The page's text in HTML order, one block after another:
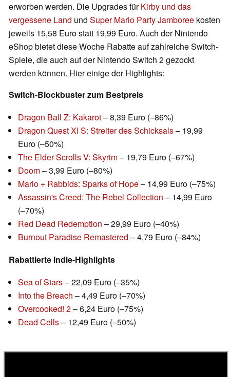
erworben werden. Die Upgrades fürKirby und das
vergessene Land und Super Mario Party Jamboree kosten
jeweils 15,58 Euro statt 19,99 Euro. Auch der Nintendo
eShop bietet diese Woche Rabatte auf zahlreiche Switch-
Spiele, die auch auf der Nintendo Switch 2 gezockt
werden können. Hier einige der Highlights:
Switch-Blockbuster zum Bestpreis
Dragon Ball Z: Kakarot– 8,39 Euro (–86%)
Dragon Quest XI S: Streiter des Schicksals– 19,99
Euro (–50%)
The Elder Scrolls V: Skyrim– 19,79 Euro (–67%)
Doom– 3,99 Euro (–80%)
Mario + Rabbids: Sparks of Hope– 14,99 Euro (–75%)
Assassin's Creed: The Rebel Collection – 14,99 Euro
(–70%)
Red Dead Redemption – 29,99 Euro (–40%)
Burnout Paradise Remastered – 4,79 Euro (–84%)
Rabattierte Indie-Highlights
Sea of Stars– 22,09 Euro (–35%)
Into the Breach – 4,49 Euro (–70%)
Overcooked! 2– 6,24 Euro (–75%)
Dead Cells– 12,49 Euro (–50%)